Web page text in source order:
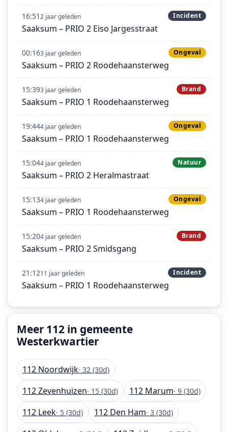
16:512 jaar geleden Incident
Saaksum – PRIO 2 Eiso Jargesstraat
00:163 jaar geleden Ongeval
Saaksum – PRIO 2 Roodehaansterweg
15:393 jaar geleden Brand
Saaksum – PRIO 1 Roodehaansterweg
19:444 jaar geleden Ongeval
Saaksum – PRIO 1 Roodehaansterweg
15:044 jaar geleden Natuur
Saaksum – PRIO 2 Heralmastraat
15:134 jaar geleden Ongeval
Saaksum – PRIO 1 Roodehaansterweg
15:204 jaar geleden Brand
Saaksum – PRIO 2 Smidsgang
21:1211 jaar geleden Incident
Saaksum – PRIO 1 Roodehaansterweg
Meer 112 in gemeente
Westerkwartier
112 Noordwijk· 32 (30d)
112 Zevenhuizen· 15 (30d) 112 Marum· 9 (30d)
112 Leek· 5 (30d) 112 Den Ham· 3 (30d)